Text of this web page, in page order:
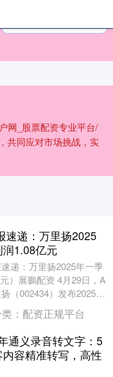
网_股票配资专业平台/
共同应对市场挑战，实
速递：万里扬2025
1.08亿元
速递：万里扬2025年一季
）展鵬配资 4月29日，A
（002434）发布2025年
其中，净利润....
： 配资正规平台
通义录音转文字：5
容精准转写，高性